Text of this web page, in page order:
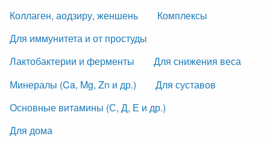
Коллаген, аодзиру, женшень
Комплексы
Для иммунитета и от простуды
Лактобактерии и ферменты
Для снижения веса
Минералы (Ca, Mg, Zn и др.)
Для суставов
Основные витамины (С, Д, Е и др.)
Для дома